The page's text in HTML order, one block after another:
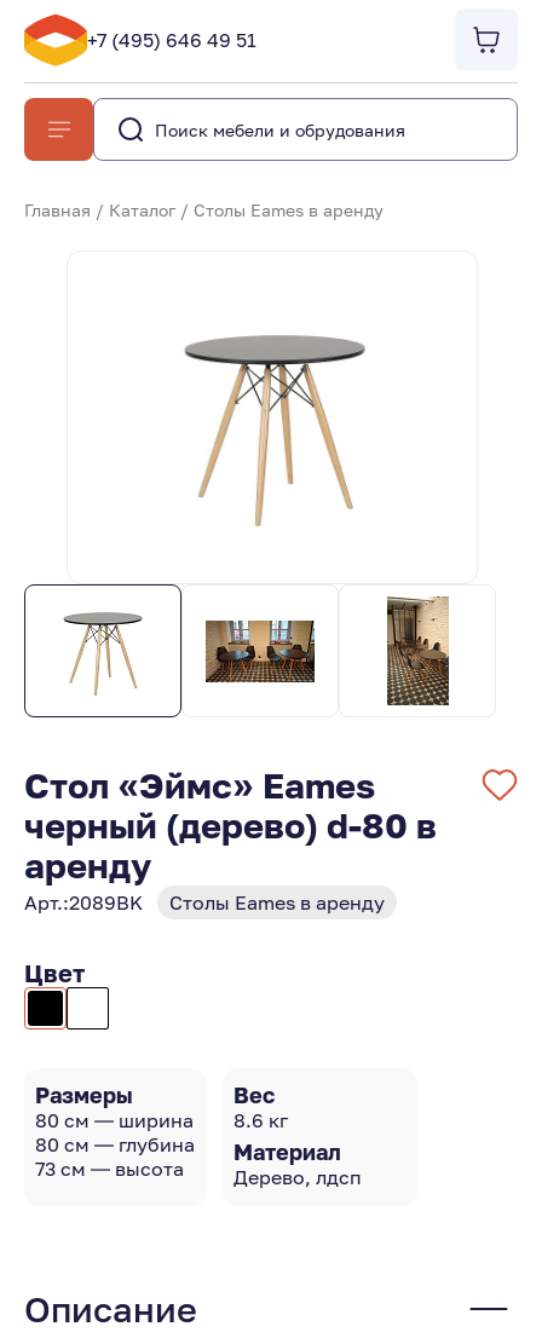
+7 (495) 646 49 51
Главная / Каталог / Столы Eames в аренду
Стол «Эймс» Eames
черный (дерево) d-80 в
аренду
Арт.:2089BK Столы Eames в аренду
Цвет
Размеры
80 см — ширина
80 см — глубина
73 см — высота
Вес
8.6 кг
Материал
Дерево, лдсп
Описание